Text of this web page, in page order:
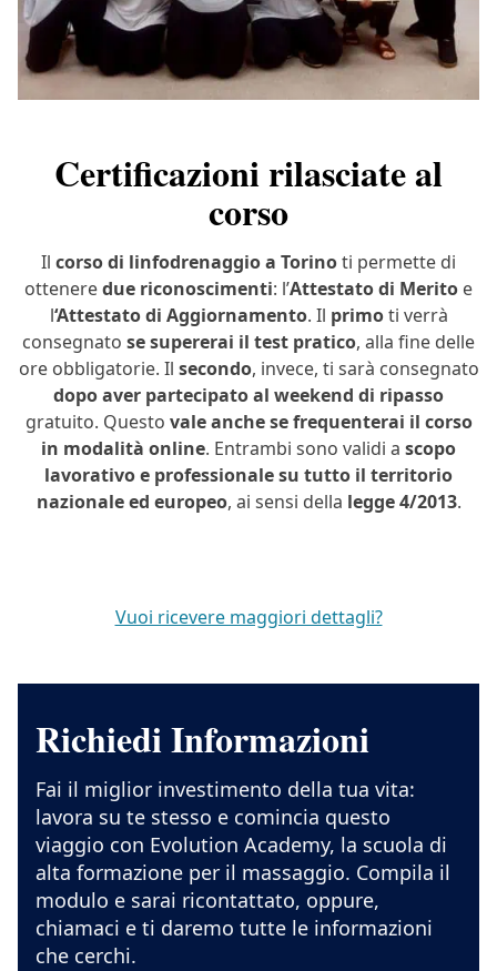
Certificazioni rilasciate al
corso
Il corso di linfodrenaggio a Torinoti permette di
otteneredue riconoscimenti: l’Attestato di Merito e
l‘Attestato di Aggiornamento. Il primoti verrà
consegnato se supererai il test pratico, alla fine delle
ore obbligatorie. Il secondo, invece, ti sarà consegnato
dopo aver partecipato al weekend di ripasso
gratuito. Questo vale anche se frequenterai il corso
in modalità online. Entrambi sono validi a scopo
lavorativo e professionale su tutto il territorio
nazionale ed europeo, ai sensi della legge 4/2013.
Vuoi ricevere maggiori dettagli?
Richiedi Informazioni
Fai il miglior investimento della tua vita:
lavora su te stesso e comincia questo
viaggio con Evolution Academy, la scuola di
alta formazione per il massaggio. Compila il
modulo e sarai ricontattato, oppure,
chiamaci e ti daremo tutte le informazioni
che cerchi.